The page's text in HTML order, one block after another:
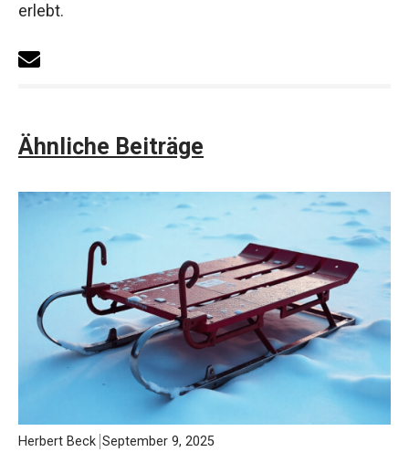
erlebt.
Ähnliche Beiträge
Herbert Beck September 9, 2025